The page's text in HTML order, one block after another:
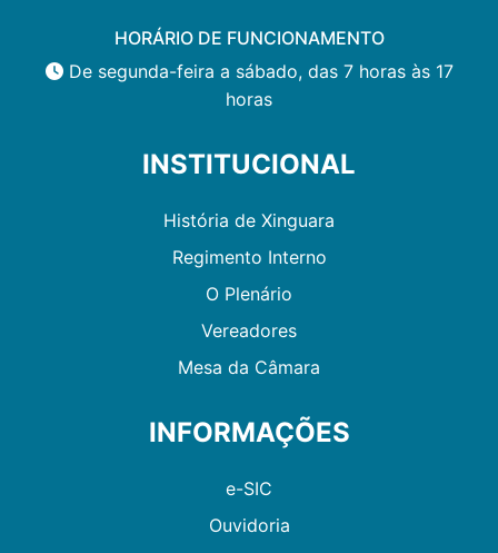
HORÁRIO DE FUNCIONAMENTO
De segunda-feira a sábado, das 7 horas às 17
horas
INSTITUCIONAL
História de Xinguara
Regimento Interno
O Plenário
Vereadores
Mesa da Câmara
INFORMAÇÕES
e-SIC
Ouvidoria